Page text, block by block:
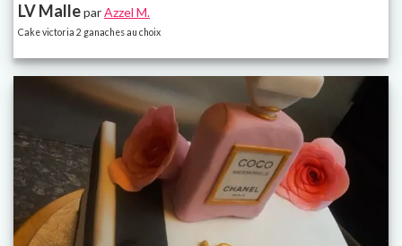
LV MalleparAzzel M.
Cake victoria 2 ganaches au choix